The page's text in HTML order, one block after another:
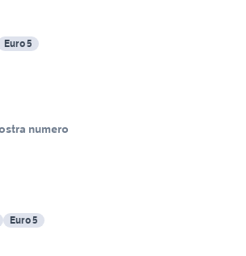
Euro 5
numero
Euro 5